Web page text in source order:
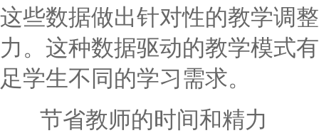
这些数据做出针对性的教学调
力。这种数据驱动的教学模式
足学生不同的学习需求。
节省教师的时间和精力